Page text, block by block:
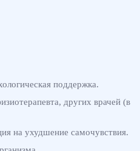
поддержка.
других врачей (в
на ухудшение самочувствия.